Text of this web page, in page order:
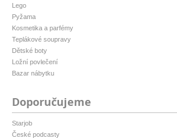
Lego
Pyžama
Kosmetika a parfémy
Teplákové soupravy
Dětské boty
Ložní povlečení
Bazar nábytku
Doporučujeme
Starjob
České podcasty